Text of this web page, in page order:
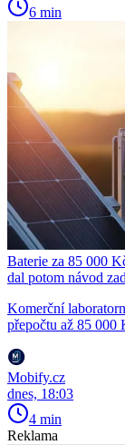
6 min
Baterie za 85 000
dal potom návod
Komerční
přepočtu až 85 000
Mobify.cz
dnes, 18:03
4 min
Reklama